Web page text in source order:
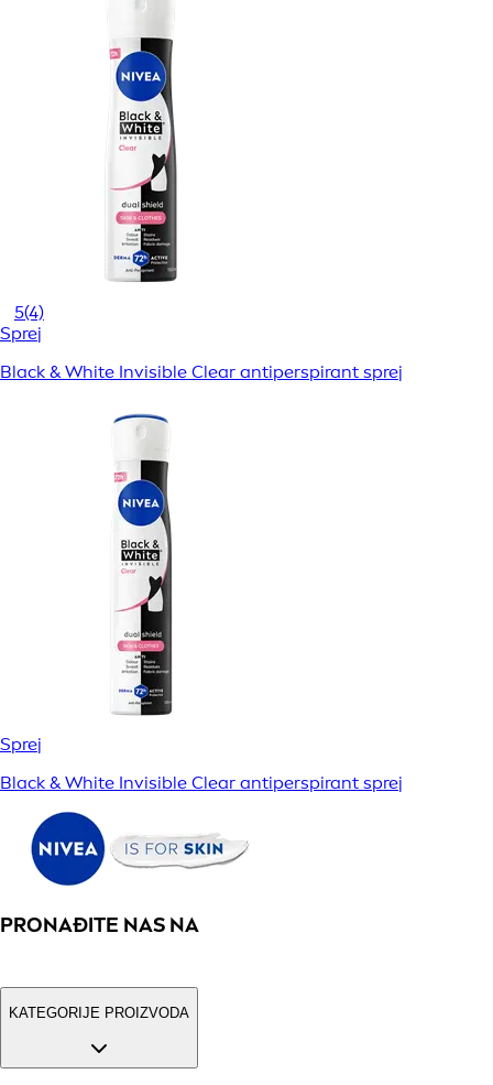
5(4)
Sprej
Black & White Invisible Clear antiperspirant sprej
Sprej
Black & White Invisible Clear antiperspirant sprej
PRONAĐITE NAS NA
KATEGORIJE PROIZVODA